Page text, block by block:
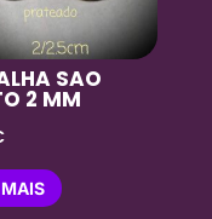
SAO
2 MM
MAIS